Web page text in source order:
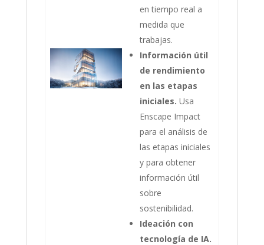
en tiempo real a
medida que
trabajas.
Información útil
de rendimiento
en las etapas
iniciales. Usa
Enscape Impact
para el análisis de
las etapas iniciales
y para obtener
información útil
sobre
sostenibilidad.
Ideación con
tecnología de IA.